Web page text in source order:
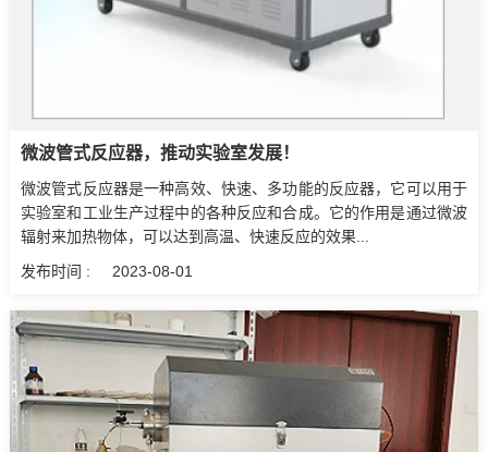
微波管式反应器，推动实验室发展！
微波管式反应器是一种高效、快速、多功能的反应器，它可以用于
实验室和工业生产过程中的各种反应和合成。它的作用是通过微波
辐射来加热物体，可以达到高温、快速反应的效果...
发布时间 :
2023-08-01